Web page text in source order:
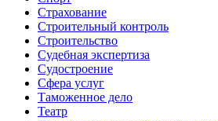
Страхование
Строительный контроль
Строительство
Судебная экспертиза
Судостроение
Сфера услуг
Таможенное дело
Театр